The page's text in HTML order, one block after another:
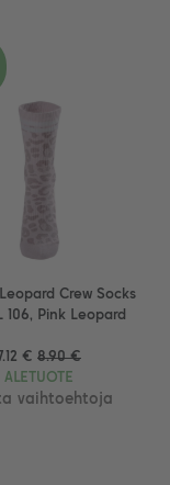
Crew Socks
106, Pink Leopard
€ 8.90 €
ALETUOTE
vaihtoehtoja